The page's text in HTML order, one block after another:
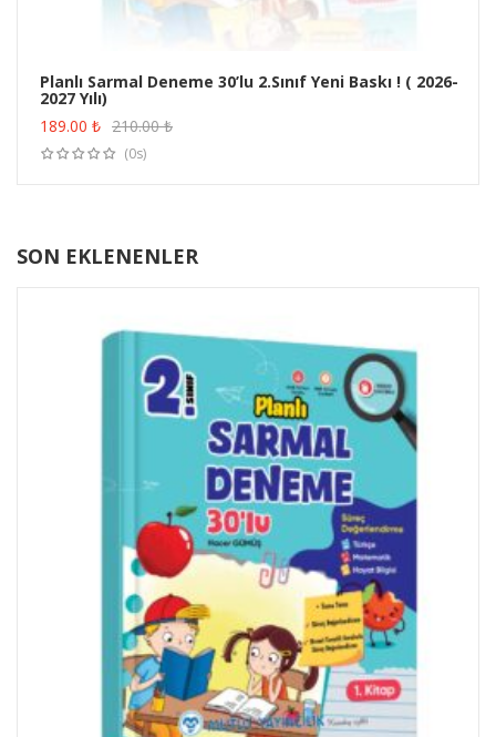
Planlı Sarmal Deneme 30’lu 2.Sınıf Yeni Baskı ! ( 2026-
2027 Yılı)
189.00 ₺ 210.00₺
(0s)
SON EKLENENLER